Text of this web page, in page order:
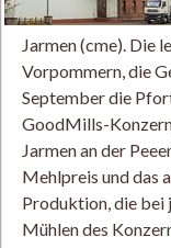
Jarmen (cme). Die
Vorpommern, die
September die
GoodMills-
Jarmen an der
Mehlpreis und das
Produktion, die bei
Mühlen des